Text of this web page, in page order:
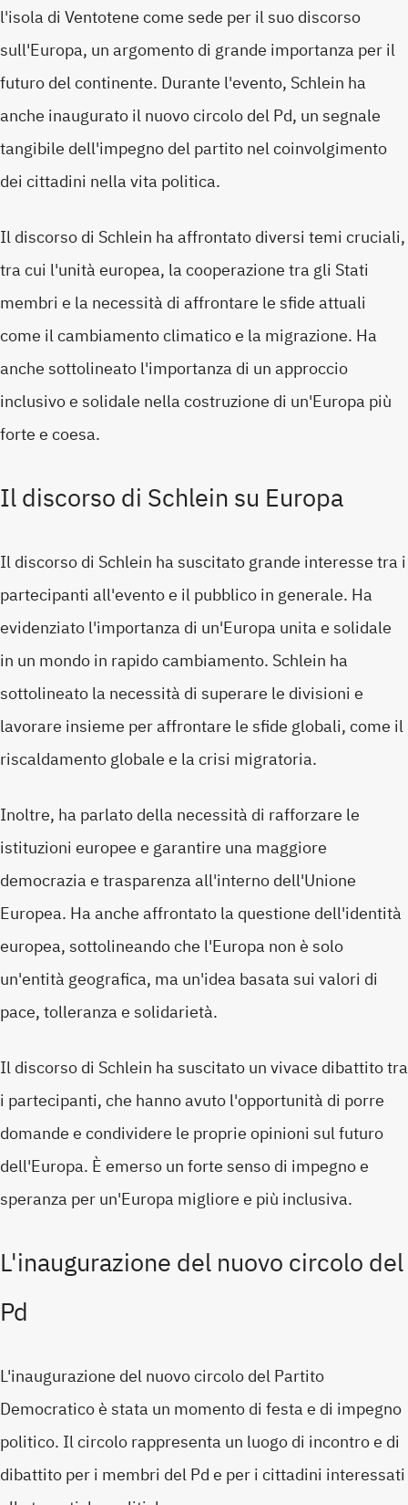
l'isola di Ventotene come sede per il suo discorso
sull'Europa, un argomento di grande importanza per il
futuro del continente. Durante l'evento, Schlein ha
anche inaugurato il nuovo circolo del Pd, un segnale
tangibile dell'impegno del partito nel coinvolgimento
dei cittadini nella vita politica.
Il discorso di Schlein ha affrontato diversi temi cruciali,
tra cui l'unità europea, la cooperazione tra gli Stati
membri e la necessità di affrontare le sfide attuali
come il cambiamento climatico e la migrazione. Ha
anche sottolineato l'importanza di un approccio
inclusivo e solidale nella costruzione di un'Europa più
forte e coesa.
Il discorso di Schlein su Europa
Il discorso di Schlein ha suscitato grande interesse tra i
partecipanti all'evento e il pubblico in generale. Ha
evidenziato l'importanza di un'Europa unita e solidale
in un mondo in rapido cambiamento. Schlein ha
sottolineato la necessità di superare le divisioni e
lavorare insieme per affrontare le sfide globali, come il
riscaldamento globale e la crisi migratoria.
Inoltre, ha parlato della necessità di rafforzare le
istituzioni europee e garantire una maggiore
democrazia e trasparenza all'interno dell'Unione
Europea. Ha anche affrontato la questione dell'identità
europea, sottolineando che l'Europa non è solo
un'entità geografica, ma un'idea basata sui valori di
pace, tolleranza e solidarietà.
Il discorso di Schlein ha suscitato un vivace dibattito tra
i partecipanti, che hanno avuto l'opportunità di porre
domande e condividere le proprie opinioni sul futuro
dell'Europa. È emerso un forte senso di impegno e
speranza per un'Europa migliore e più inclusiva.
L'inaugurazione del nuovo circolo del
Pd
L'inaugurazione del nuovo circolo del Partito
Democratico è stata un momento di festa e di impegno
politico. Il circolo rappresenta un luogo di incontro e di
dibattito per i membri del Pd e per i cittadini interessati